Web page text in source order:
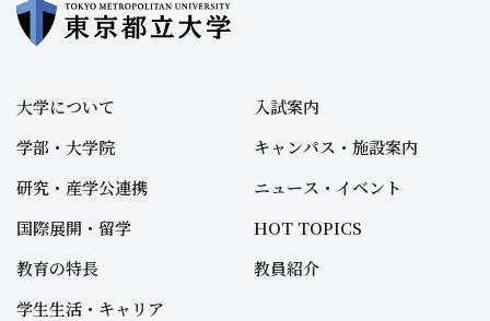
大学について
学部・大学院
研究・産学公連携
国際展開・留学
教育の特長
学生生活・キャリア
入試案内
キャンパス・施設案内
ニュース・イベント
HOT TOPICS
教員紹介